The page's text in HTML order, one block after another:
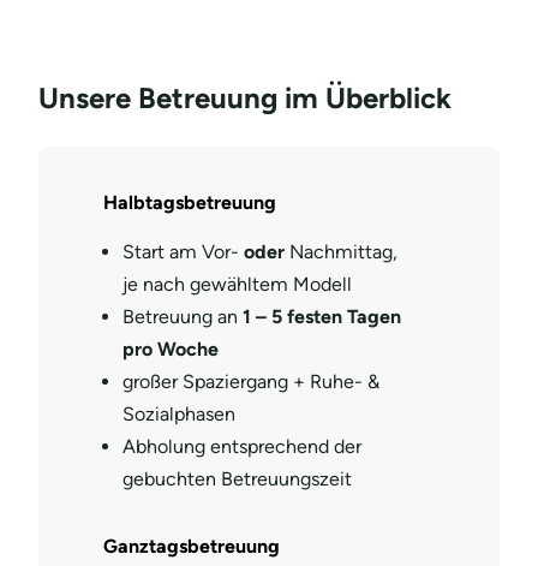
Unsere Betreuung im Überblick
Halbtagsbetreuung
Start am Vor-oder Nachmittag,
je nach gewähltem Modell
Betreuung an1 – 5 festen Tagen
pro Woche
großer Spaziergang + Ruhe- &
Sozialphasen
Abholung entsprechend der
gebuchten Betreuungszeit
Ganztagsbetreuung